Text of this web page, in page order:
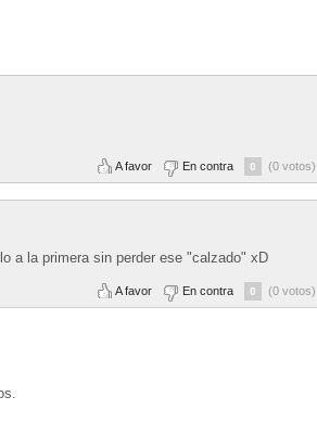
A favor En contra 0 (0 votos)
a la primera sin perder ese "calzado" xD
A favor En contra 0 (0 votos)